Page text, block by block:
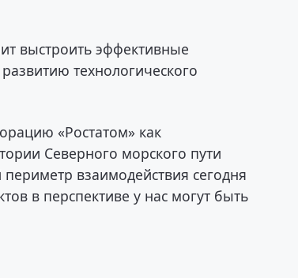
выстроить эффективные
технологического
«Ростатом» как
Северного морского пути
взаимодействия сегодня
в перспективе у нас могут быть